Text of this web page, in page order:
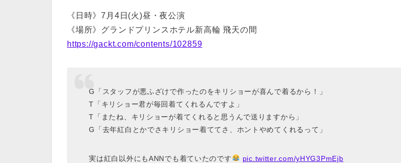
《日時》7月4日(火)昼・夜公演
《場所》グランドプリンスホテル新高輪 飛天の間
https://gackt.com/contents/102859
G「スタッフが悪ふざけで作ったのをキリショーが喜んで着るから！」
T「キリショー君が毎回着てくれるんですよ」
T「またね、キリショーが着てくれると思うんで送りますから」
G「去年紅白とかでさキリショー着ててさ、ホントやめてくれるって」
実は紅白以外にもANNでも着ていたのです pic.twitter.com/yHYG3PmEjb